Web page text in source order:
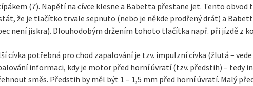
(7). Napětí na cívce klesne a Babetta přestane jet. Tento obvod
že je tlačítko trvale sepnuto (nebo je někde prodřený drát) a
není jiskra). Dlouhodobým držením tohoto tlačítka např. při jízdě z
cívka potřebná pro chod zapalování je tzv. impulzní cívka (žlutá –
informaci, kdy je motor před horní úvratí (tzv. předstih) – tedy
směs. Předstih by měl být 1 – 1,5 mm před horní úvratí. Malý